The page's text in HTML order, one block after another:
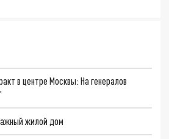
в центре Москвы: На генералов
жилой дом